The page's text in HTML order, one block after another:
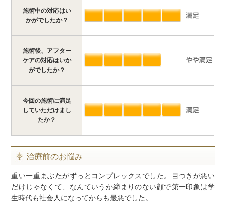
施術中の対応はい
かがでしたか？
施術後、アフター
ケアの対応はいか
がでしたか？
今回の施術に満足
していただけまし
たか？
治療前のお悩み
重い一重まぶたがずっとコンプレックスでした。目つきが悪い
だけじゃなくて、なんていうか締まりのない顔で第一印象は学
生時代も社会人になってからも最悪でした。